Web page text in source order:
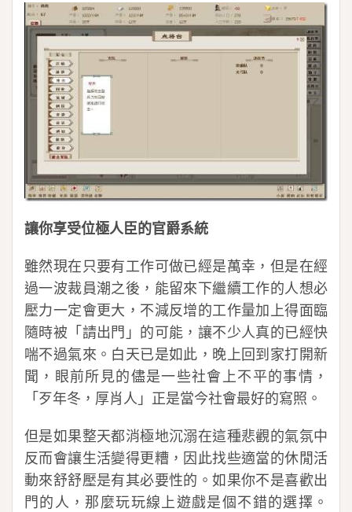
讓你享受位極人臣的官爵系統
雖然現在只要有工作可做已經是萬幸，但是在經
過一波裁員潮之後，能留來下繼續工作的人想必
壓力一定會更大，不減反增的工作量加上得面臨
隨時被「請出門」的可能，讓不少人真的已經快
喘不過氣來。白天已是如此，晚上回到家打開新
聞，眼前所見的儘是一些社會上不平的事情，
「歹年冬，厚肖人」正是當今社會最好的寫照。
但是如果整天都消極地沉溺在這種悲觀的氣氛中
反而會讓生活變得更糟，因此找些適當的休閒活
動來舒舒壓是有其必要性的。如果你不是喜歡出
門的人，那麼玩玩線上遊戲是個不錯的選擇。